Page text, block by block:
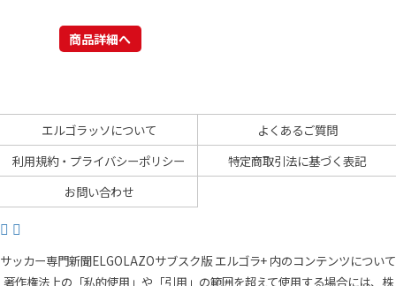
商品詳細へ
エルゴラッソについて
よくあるご質問
利用規約・プライバシーポリシー
特定商取引法に基づく表記
お問い合わせ
サッカー専門新聞ELGOLAZOサブスク版 エルゴラ+ 内のコンテンツについて
著作権法上の「私的使用」や「引用」の範囲を超えて使用する場合には、株